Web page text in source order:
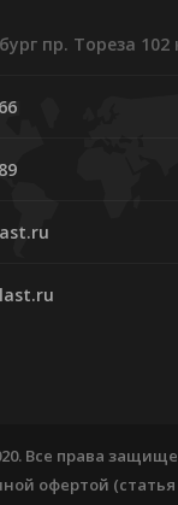
пр. Тореза 102
Все права
офертой (статья